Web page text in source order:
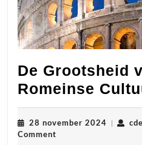
De Grootsheid
Romeinse
28 november 2024 28
Comment